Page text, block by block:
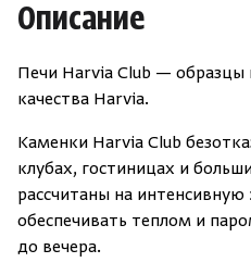
Описание
Печи Harvia Club — образцы
качества Harvia.
Каменки Harvia Club
клубах, гостиницах и
рассчитаны на
обеспечивать теплом и
до вечера.